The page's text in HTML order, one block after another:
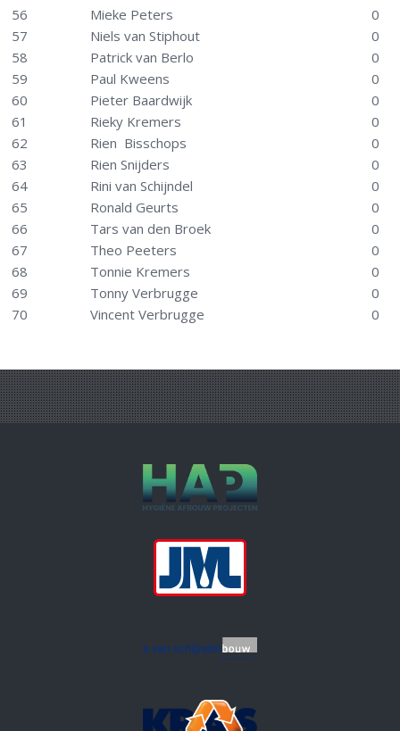
56
Mieke Peters
0
57
Niels van Stiphout
0
58
Patrick van Berlo
0
59
Paul Kweens
0
60
Pieter Baardwijk
0
61
Rieky Kremers
0
62
Rien Bisschops
0
63
Rien Snijders
0
64
Rini van Schijndel
0
65
Ronald Geurts
0
66
Tars van den Broek
0
67
Theo Peeters
0
68
Tonnie Kremers
0
69
Tonny Verbrugge
0
70
Vincent Verbrugge 0